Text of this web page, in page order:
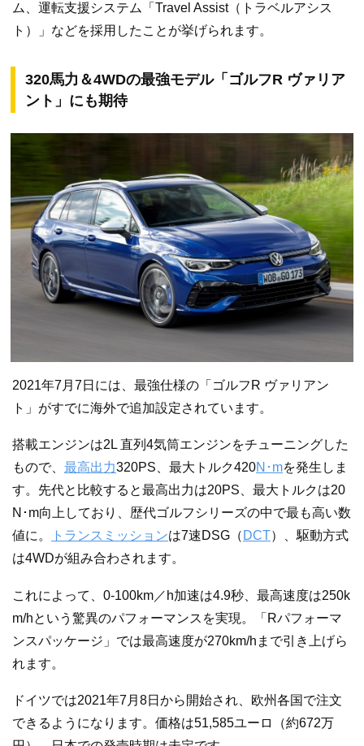
ム、運転支援システム「Travel Assist（トラベルアシス
ト）」などを採用したことが挙げられます。
320馬力＆4WDの最強モデル「ゴルフR ヴァリア
ント」にも期待
2021年7月7日には、最強仕様の「ゴルフR ヴァリアン
ト」がすでに海外で追加設定されています。
搭載エンジンは2L 直列4気筒エンジンをチューニングした
もので、 最高出力320PS、最大トルク420N･mを発生しま
す。先代と比較すると最高出力は20PS、最大トルクは20
N･m向上しており、歴代ゴルフシリーズの中で最も高い数
値に。
トランスミッションは7速DSG（ DCT）、駆動方式
は4WDが組み合わされます。
これによって、0-100km／h加速は4.9秒、最高速度は250k
m/hという驚異のパフォーマンスを実現。「Rパフォーマ
ンスパッケージ」では最高速度が270km/hまで引き上げら
れます。
ドイツでは2021年7月8日から開始され、欧州各国で注文
できるようになります。価格は51,585ユーロ（約672万